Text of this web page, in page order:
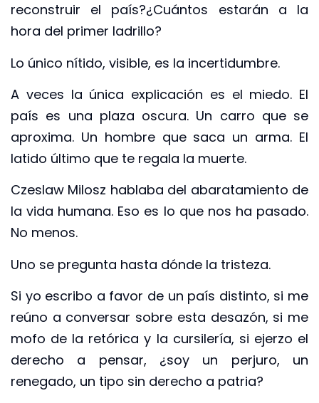
reconstruir el país?¿Cuántos estarán a la
hora del primer ladrillo?
Lo único nítido, visible, es la incertidumbre.
A veces la única explicación es el miedo. El
país es una plaza oscura. Un carro que se
aproxima. Un hombre que saca un arma. El
latido último que te regala la muerte.
Czeslaw Milosz hablaba del abaratamiento de
la vida humana. Eso es lo que nos ha pasado.
No menos.
Uno se pregunta hasta dónde la tristeza.
Si yo escribo a favor de un país distinto, si me
reúno a conversar sobre esta desazón, si me
mofo de la retórica y la cursilería, si ejerzo el
derecho a pensar, ¿soy un perjuro, un
renegado, un tipo sin derecho a patria?